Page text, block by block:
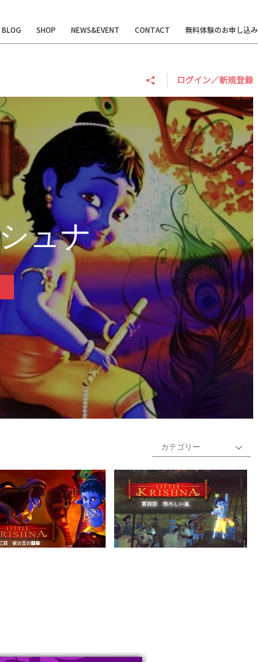
BLOG SHOP NEWS&EVENT CONTACT 無料体験のお申し込み
ログイン／新規登録
ュナ
カテゴリー